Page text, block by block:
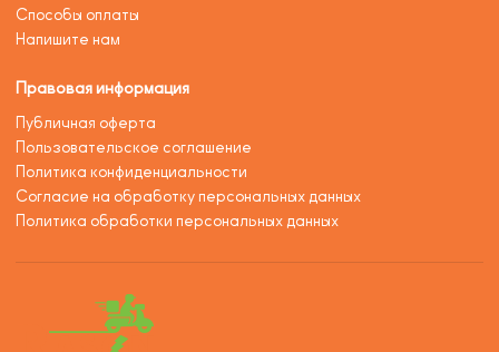
Способы оплаты
Напишите нам
Правовая информация
Публичная оферта
Пользовательское соглашение
Политика конфиденциальности
Согласие на обработку персональных данных
Политика обработки персональных данных